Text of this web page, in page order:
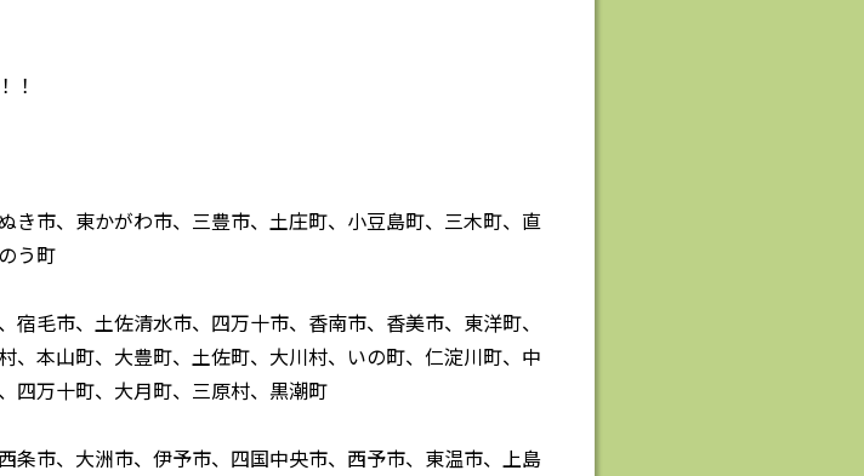
！
き市、東かがわ市、三豊市、土庄町、小豆島町、三木町、直
う町
毛市、土佐清水市、四万十市、香南市、香美市、東洋町、
、本山町、大豊町、土佐町、大川村、いの町、仁淀川町、中
四万十町、大月町、三原村、黒潮町
条市、大洲市、伊予市、四国中央市、西予市、東温市、上島